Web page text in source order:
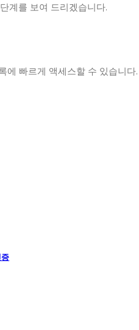
계를 보여 드리겠습니다.
에 빠르게 액세스할 수 있습니다.